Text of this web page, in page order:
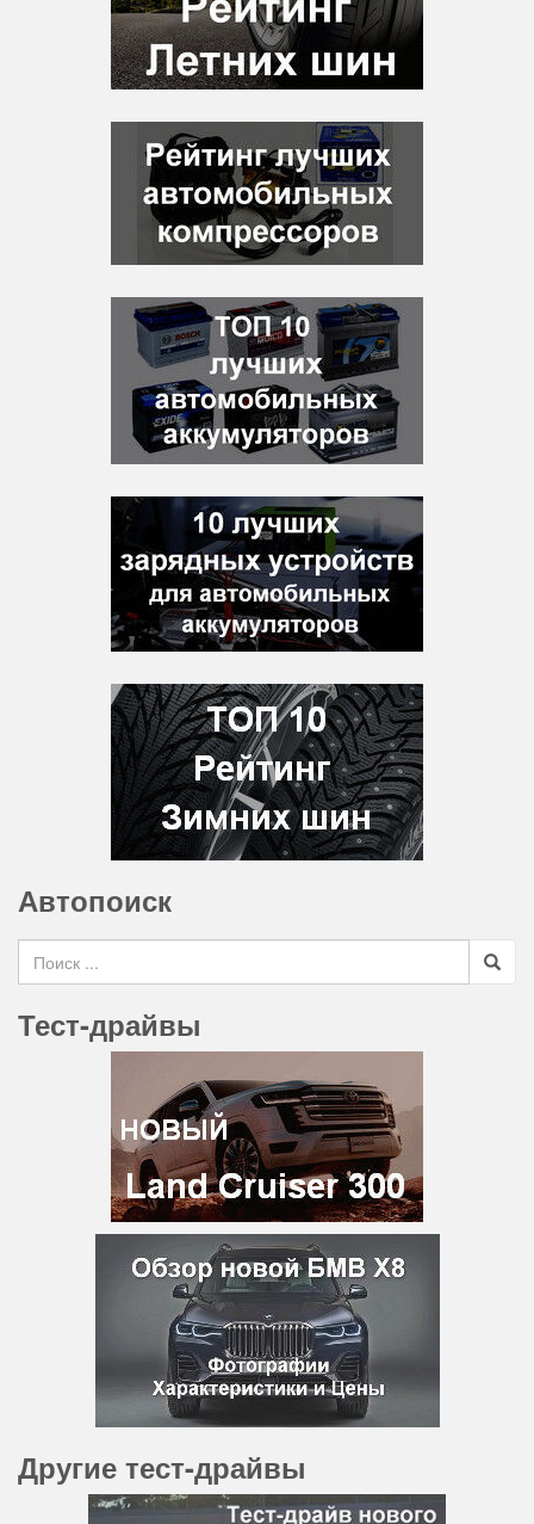
Автопоиск
Search for
Тест-драйвы
Другие тест-драйвы